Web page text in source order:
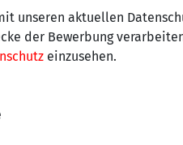
unseren aktuellen
der Bewerbung
einzusehen.